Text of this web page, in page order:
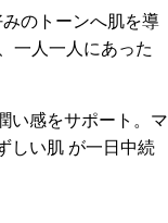
のトーンへ肌を導
一人一人にあった
い感をサポート。マ
しい肌 が一日中続